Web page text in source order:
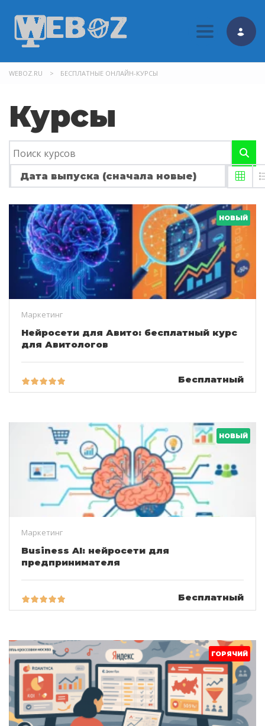
Toggle
WEBOZ.RU > БЕСПЛАТНЫЕ ОНЛАЙН-КУРСЫ
Курсы
Дата выпуска (сначала новые)
НОВЫЙ
Маркетинг
Нейросети для Авито: бесплатный курс
для Авитологов
Бесплатный
НОВЫЙ
Маркетинг
Business AI: нейросети для
предпринимателя
Бесплатный
ГОРЯЧИЙ